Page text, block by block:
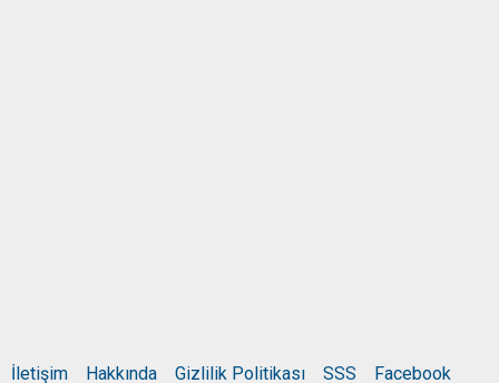
İletişim Hakkında Gizlilik Politikası SSS Facebook